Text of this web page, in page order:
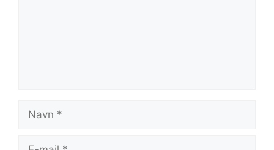
Navn